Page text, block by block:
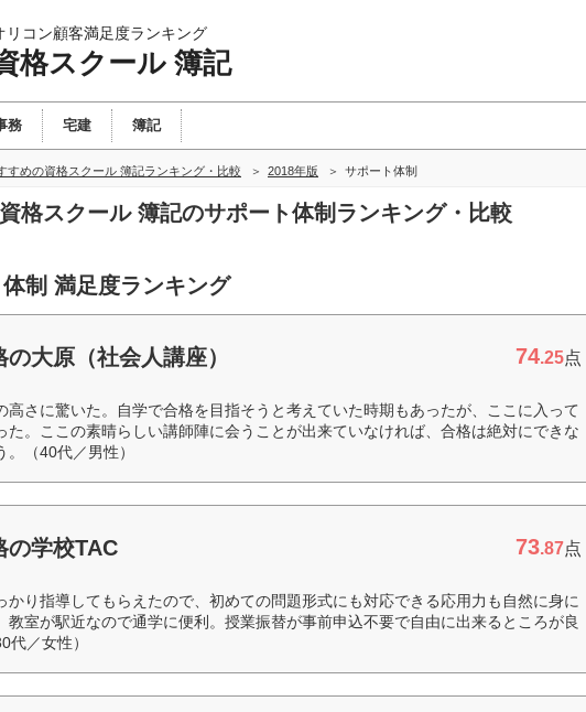
リコン顧客満足度ランキング
格スクール 簿記
務 宅建 簿記
すめの資格スクール 簿記ランキング・比較 2018年版 サポート体制
資格スクール 簿記のサポート体制ランキング・比較
制 満足度ランキング
の大原（社会人講座） 74.25点
高さに驚いた。自学で合格を目指そうと考えていた時期もあったが、ここに入って
た。ここの素晴らしい講師陣に会うことが出来ていなければ、合格は絶対にできな
。（40代／男性）
の学校TAC 73.87点
かり指導してもらえたので、初めての問題形式にも対応できる応用力も自然に身に
教室が駅近なので通学に便利。授業振替が事前申込不要で自由に出来るところが良
代／女性）